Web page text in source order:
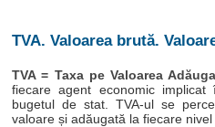
TVA. Valoarea brută.
TVA = Taxa pe Valoarea
fiecare agent economic
bugetul de stat. TVA-ul se
valoare și adăugată la fiecare